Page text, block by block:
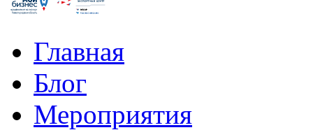
Главная
Блог
Мероприятия